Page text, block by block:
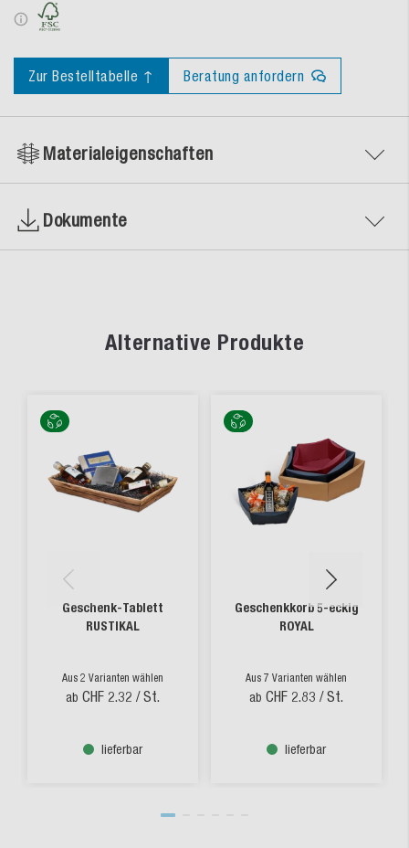
Zur Bestelltabelle ↑ Beratung anfordern
Materialeigenschaften
Dokumente
Alternative Produkte
Geschenk-Tablett
RUSTIKAL
Aus 2 Varianten wählen
ab CHF 2.32 / St.
lieferbar
Geschenkkorb 5-eckig
ROYAL
Aus 7 Varianten wählen
ab CHF 2.83 / St.
lieferbar